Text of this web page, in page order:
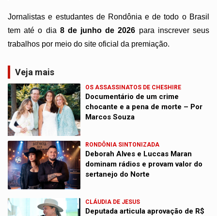
Jornalistas e estudantes de Rondônia e de todo o Brasil
tem até o dia 8 de junho de 2026 para inscrever seus
trabalhos por meio do site oficial da premiação.
Veja mais
OS ASSASSINATOS DE CHESHIRE
Documentário de um crime
chocante e a pena de morte – Por
Marcos Souza
RONDÔNIA SINTONIZADA
Deborah Alves e Luccas Maran
dominam rádios e provam valor do
sertanejo do Norte
CLÁUDIA DE JESUS
Deputada articula aprovação de R$